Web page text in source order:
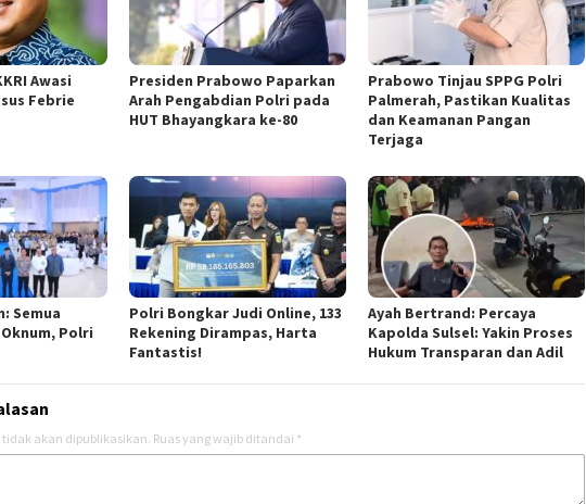
Awasi
Febrie
Presiden Prabowo Paparkan
Arah Pengabdian Polri pada
HUT Bhayangkara ke-80
Prabowo Tinjau SPPG Polri
Palmerah, Pastikan Kualitas
dan Keamanan Pangan
Terjaga
Semua
Polri
Polri Bongkar Judi Online, 133
Rekening Dirampas, Harta
Fantastis!
Ayah Bertrand: Percaya
Kapolda Sulsel: Yakin Proses
Hukum Transparan dan Adil
akan dipublikasikan. Ruas yang wajib ditandai *